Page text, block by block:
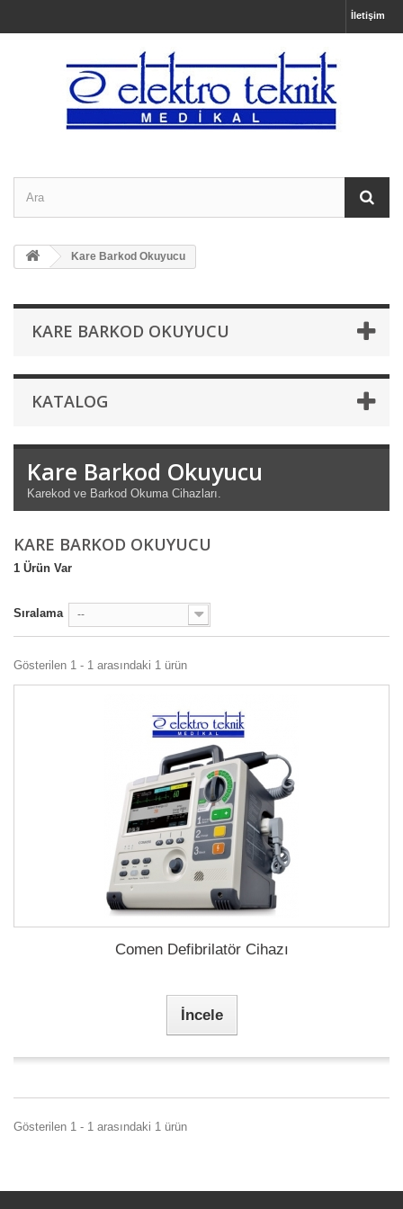
İletişim
Kare Barkod Okuyucu
KARE BARKOD OKUYUCU
KATALOG
Kare Barkod Okuyucu
Karekod ve Barkod Okuma Cihazları.
KARE BARKOD OKUYUCU
1 Ürün Var
Sıralama --
Gösterilen 1 - 1 arasındaki 1 ürün
Comen Defibrilatör Cihazı
İncele
Gösterilen 1 - 1 arasındaki 1 ürün